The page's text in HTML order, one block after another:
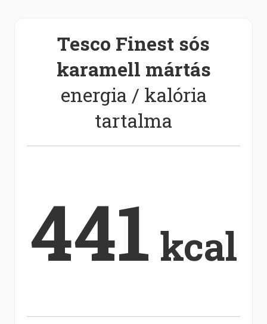
Tesco Finest sós
karamell mártás
energia / kalória
tartalma
441 kcal